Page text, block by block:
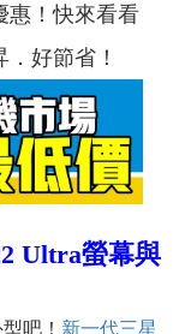
惠！快來看看
．好節省！
Ultra螢幕與
吧！ 新一代三星